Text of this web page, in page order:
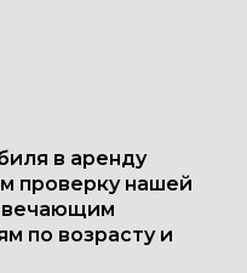
в аренду
проверку нашей
по возрасту и